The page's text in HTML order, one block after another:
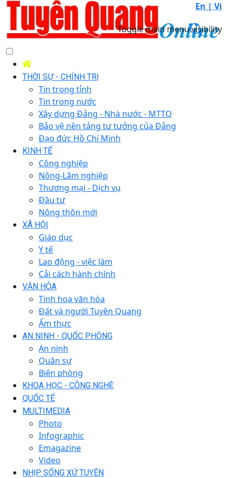
En | Vi
Toggle main menu visibility
THỜI SỰ - CHÍNH TRỊ
Tin trong tỉnh
Tin trong nước
Xây dựng Đảng - Nhà nước - MTTQ
Bảo vệ nền tảng tư tưởng của Đảng
Đạo đức Hồ Chí Minh
KINH TẾ
Công nghiệp
Nông-Lâm nghiệp
Thương mại - Dịch vụ
Đầu tư
Nông thôn mới
XÃ HỘI
Giáo dục
Y tế
Lao động - việc làm
Cải cách hành chính
VĂN HÓA
Tinh hoa văn hóa
Đất và người Tuyên Quang
Ẩm thực
AN NINH - QUỐC PHÒNG
An ninh
Quân sự
Biên phòng
KHOA HỌC - CÔNG NGHỆ
QUỐC TẾ
MULTIMEDIA
Photo
Infographic
Emagazine
Video
NHỊP SỐNG XỨ TUYÊN